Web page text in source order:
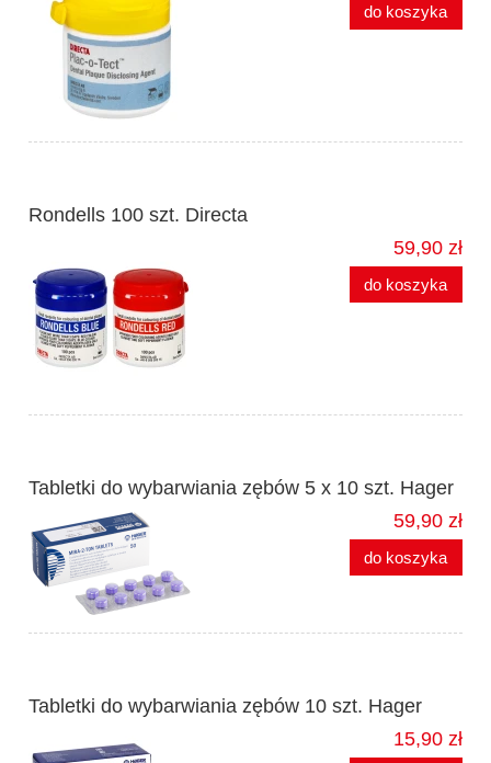
do koszyka
Rondells 100 szt. Directa
59,90 zł
do koszyka
Tabletki do wybarwiania zębów 5 x 10 szt. Hager
59,90 zł
do koszyka
Tabletki do wybarwiania zębów 10 szt. Hager
15,90 zł